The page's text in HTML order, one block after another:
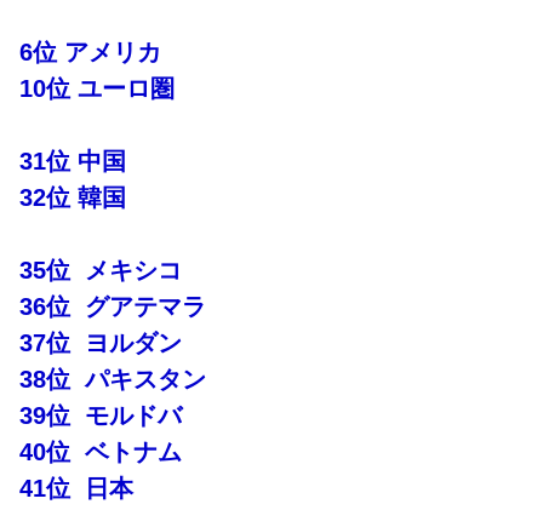
6位 アメリカ
10位 ユーロ圏
31位 中国
32位 韓国
35位 メキシコ
36位 グアテマラ
37位 ヨルダン
38位 パキスタン
39位 モルドバ
40位 ベトナム
41位 日本